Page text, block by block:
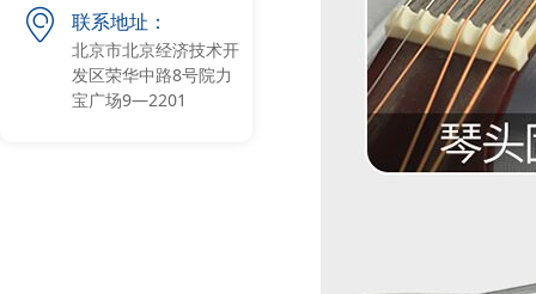
ꀷ 联系地址：
北京市北京经济技术开
发区荣华中路8号院力
宝广场9—2201